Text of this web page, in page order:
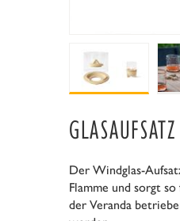
Der Windglas-
Flamme und sorgt
der Veranda